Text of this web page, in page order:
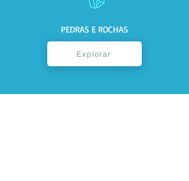
PEDRAS E ROCHAS
Explorar